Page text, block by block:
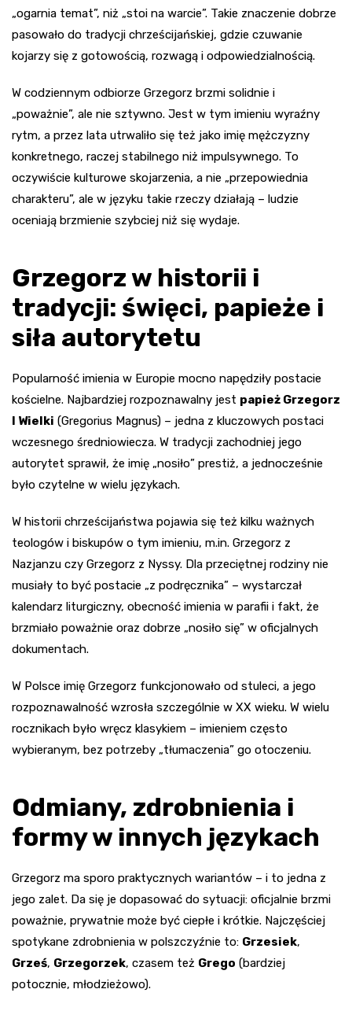
„ogarnia temat”, niż „stoi na warcie”. Takie znaczenie dobrze
pasowało do tradycji chrześcijańskiej, gdzie czuwanie
kojarzy się z gotowością, rozwagą i odpowiedzialnością.
W codziennym odbiorze Grzegorz brzmi solidnie i
„poważnie”, ale nie sztywno. Jest w tym imieniu wyraźny
rytm, a przez lata utrwaliło się też jako imię mężczyzny
konkretnego, raczej stabilnego niż impulsywnego. To
oczywiście kulturowe skojarzenia, a nie „przepowiednia
charakteru”, ale w języku takie rzeczy działają – ludzie
oceniają brzmienie szybciej niż się wydaje.
Grzegorz w historii i
tradycji: święci, papieże i
siła autorytetu
Popularność imienia w Europie mocno napędziły postacie
kościelne. Najbardziej rozpoznawalny jest papież Grzegorz
I Wielki (Gregorius Magnus) – jedna z kluczowych postaci
wczesnego średniowiecza. W tradycji zachodniej jego
autorytet sprawił, że imię „nosiło” prestiż, a jednocześnie
było czytelne w wielu językach.
W historii chrześcijaństwa pojawia się też kilku ważnych
teologów i biskupów o tym imieniu, m.in. Grzegorz z
Nazjanzu czy Grzegorz z Nyssy. Dla przeciętnej rodziny nie
musiały to być postacie „z podręcznika” – wystarczał
kalendarz liturgiczny, obecność imienia w parafii i fakt, że
brzmiało poważnie oraz dobrze „nosiło się” w oficjalnych
dokumentach.
W Polsce imię Grzegorz funkcjonowało od stuleci, a jego
rozpoznawalność wzrosła szczególnie w XX wieku. W wielu
rocznikach było wręcz klasykiem – imieniem często
wybieranym, bez potrzeby „tłumaczenia” go otoczeniu.
Odmiany, zdrobnienia i
formy w innych językach
Grzegorz ma sporo praktycznych wariantów – i to jedna z
jego zalet. Da się je dopasować do sytuacji: oficjalnie brzmi
poważnie, prywatnie może być ciepłe i krótkie. Najczęściej
spotykane zdrobnienia w polszczyźnie to: Grzesiek,
Grześ, Grzegorzek, czasem też Grego (bardziej
potocznie, młodzieżowo).